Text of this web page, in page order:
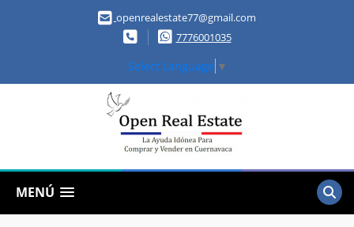
openrealestate77@gmail.com
7776001035
Select Language ▼
MENÚ